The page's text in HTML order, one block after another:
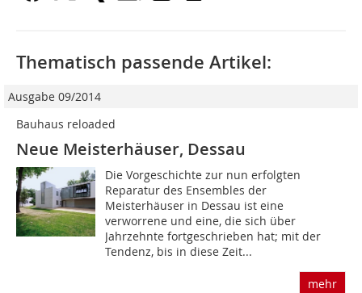
Thematisch passende Artikel:
Ausgabe 09/2014
Bauhaus reloaded
Neue Meisterhäuser, Dessau
Die Vorgeschichte zur nun erfolgten
Reparatur des Ensembles der
Meisterhäuser in Dessau ist eine
verworrene und eine, die sich über
Jahrzehnte fortgeschrieben hat; mit der
Tendenz, bis in diese Zeit...
mehr